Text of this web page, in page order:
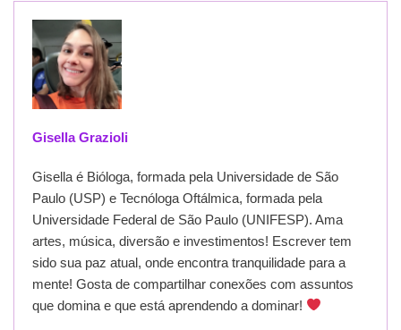
Gisella Grazioli
Gisella é Bióloga, formada pela Universidade de São
Paulo (USP) e Tecnóloga Oftálmica, formada pela
Universidade Federal de São Paulo (UNIFESP). Ama
artes, música, diversão e investimentos! Escrever tem
sido sua paz atual, onde encontra tranquilidade para a
mente! Gosta de compartilhar conexões com assuntos
que domina e que está aprendendo a dominar!